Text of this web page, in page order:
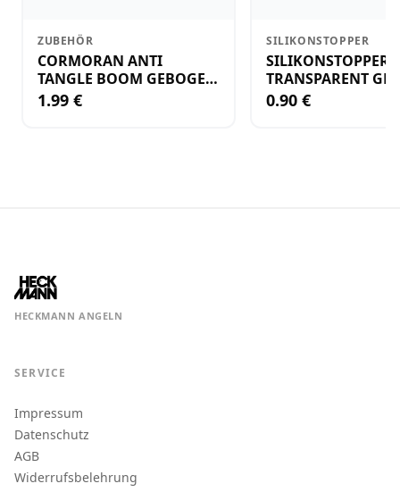
ZUBEHÖR
CORMORAN ANTI
TANGLE BOOM GEBOGEN
12CM M.WIRBEL(PLASTIK)
1.99 €
SILIKONSTOPPER
SILIKONSTOPPER
TRANSPARENT
KLEIN
0.90 €
HECKMANN ANGELN
SERVICE
Impressum
Datenschutz
AGB
Widerrufsbelehrung